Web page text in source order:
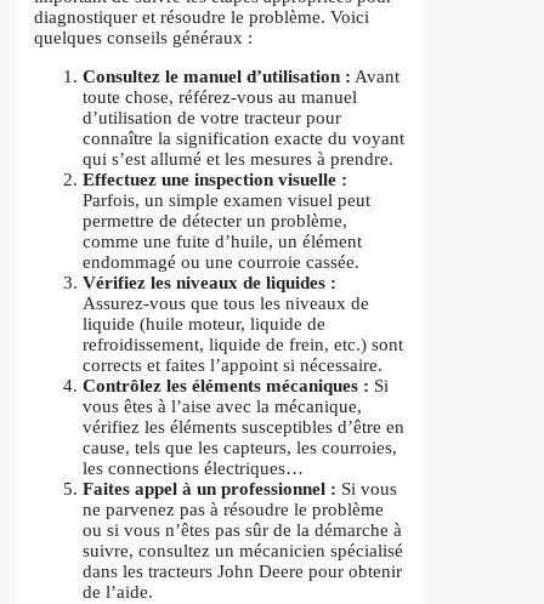
diagnostiquer et résoudre le problème. Voici
quelques conseils généraux :
Consultez le manuel d’utilisation : Avant
toute chose, référez-vous au manuel
d’utilisation de votre tracteur pour
connaître la signification exacte du voyant
qui s’est allumé et les mesures à prendre.
Effectuez une inspection visuelle :
Parfois, un simple examen visuel peut
permettre de détecter un problème,
comme une fuite d’huile, un élément
endommagé ou une courroie cassée.
Vérifiez les niveaux de liquides :
Assurez-vous que tous les niveaux de
liquide (huile moteur, liquide de
refroidissement, liquide de frein, etc.) sont
corrects et faites l’appoint si nécessaire.
Contrôlez les éléments mécaniques : Si
vous êtes à l’aise avec la mécanique,
vérifiez les éléments susceptibles d’être en
cause, tels que les capteurs, les courroies,
les connections électriques…
Faites appel à un professionnel : Si vous
ne parvenez pas à résoudre le problème
ou si vous n’êtes pas sûr de la démarche à
suivre, consultez un mécanicien spécialisé
dans les tracteurs John Deere pour obtenir
de l’aide.